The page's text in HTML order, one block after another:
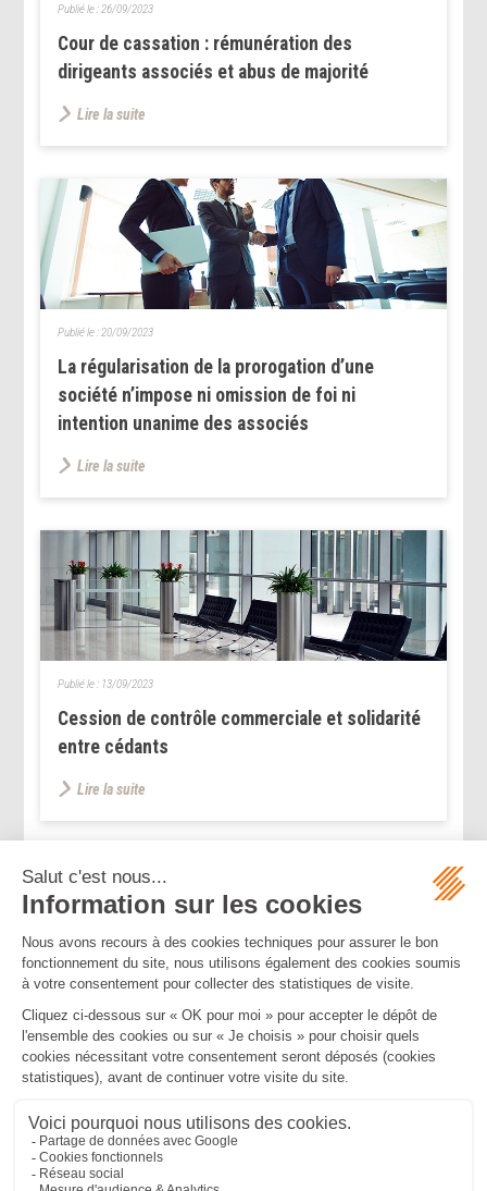
Cour de cassation : rémunération des
dirigeants associés et abus de majorité
Publié le : 26/09/2023
Lire la suite
La régularisation de la prorogation d’une
société n’impose ni omission de foi ni
intention unanime des associés
Publié le : 20/09/2023
Lire la suite
Cession de contrôle commerciale et solidarité
entre cédants
Publié le : 13/09/2023
Lire la suite
<< < ...
>>
Mentions légalesPolitique de confidentialitéPolitique de cookies
Plan du site
MBA ET ASSOCIÉS
235 Rue Helene Boucher, 34170 CASTELNAU LE LEZ
Bureau secondaire à Cannes